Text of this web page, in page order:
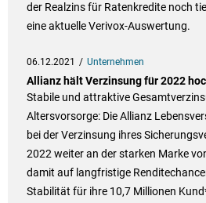
der Realzins für Ratenkredite noch
eine aktuelle Verivox-Auswertung.
06.12.2021 Unternehmen
Allianz hält Verzinsung für 2022
Stabile und attraktive
Altersvorsorge: Die Allianz
bei der Verzinsung ihres
2022 weiter an der starken Marke
damit auf langfristige
Stabilität für ihre 10,7 Millionen